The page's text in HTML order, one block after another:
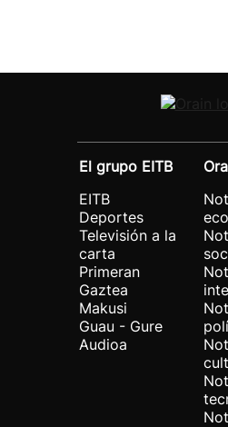
El grupo EITB
EITB
Deportes
Televisión a la
carta
Primeran
Gaztea
Makusi
Guau - Gure
Audioa